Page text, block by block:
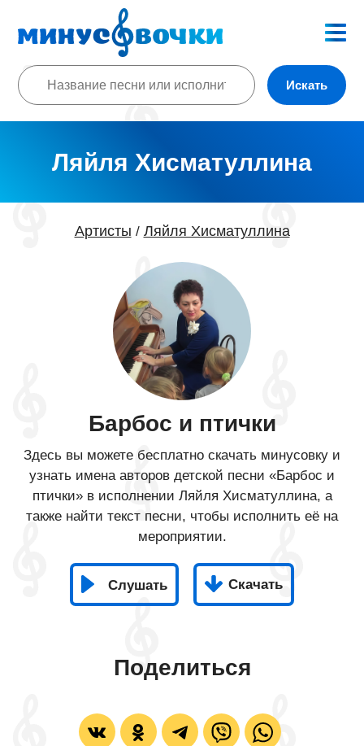
Искать
Ляйля Хисматуллина
Артисты / Ляйля Хисматуллина
Барбос и птички
Здесь вы можете бесплатно скачать минусовку и
узнать имена авторов детской песни «Барбос и
птички» в исполнении Ляйля Хисматуллина, а
также найти текст песни, чтобы исполнить её на
мероприятии.
Слушать Скачать
Поделиться